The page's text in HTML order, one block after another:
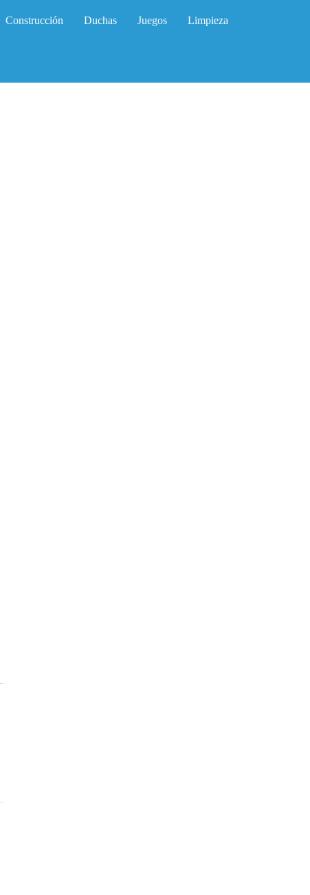
Construcción Duchas Juegos Limpieza